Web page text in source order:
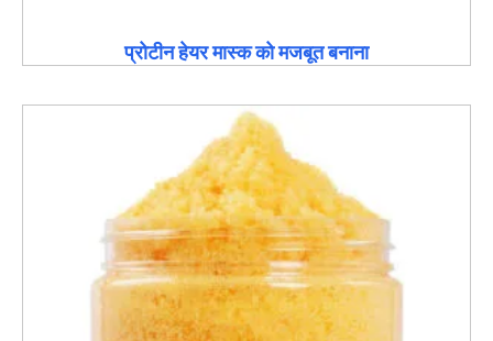
प्रोटीन हेयर मास्क को मजबूत बनाना